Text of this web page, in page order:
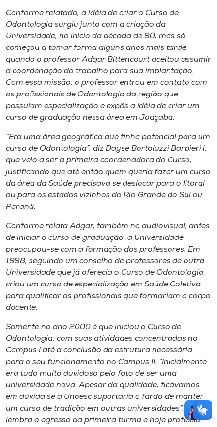
Conforme relatado, a idéia de criar o Curso de
Odontologia surgiu junto com a criação da
Universidade, no início da década de 90, mas só
começou a tomar forma alguns anos mais tarde,
quando o professor Adgar Bittencourt aceitou assumir
a coordenação do trabalho para sua implantação.
Com essa missão, o professor entrou em contato com
os profissionais de Odontologia da região que
possuíam especialização e expôs a idéia de criar um
curso de graduação nessa área em Joaçaba.
“Era uma área geográfica que tinha potencial para um
curso de Odontologia”, diz Dayse Bortoluzzi Barbieri i,
que veio a ser a primeira coordenadora do Curso,
justificando que até então quem queria fazer um curso
da área da Saúde precisava se deslocar para o litoral
ou para os estados vizinhos do Rio Grande do Sul ou
Paraná.
Conforme relata Adgar, também no audiovisual, antes
de iniciar o curso de graduação, a Universidade
preocupou-se com a formação dos professores. Em
1998, seguindo um conselho de professores de outra
Universidade que já oferecia o Curso de Odontologia,
criou um curso de especialização em Saúde Coletiva
para qualificar os profissionais que formariam o corpo
docente.
Somente no ano 2000 é que iniciou o Curso de
Odontologia, com suas atividades concentradas no
Campus I até a conclusão da estrutura necessária
para o seu funcionamento no Campus II. “Inicialmente
era tudo muito duvidoso pelo fato de ser uma
universidade nova. Apesar da qualidade, ficávamos
em dúvida se a Unoesc suportaria o fardo de manter
um curso de tradição em outras universidades”,
lembra o egresso da primeira turma e hoje professor